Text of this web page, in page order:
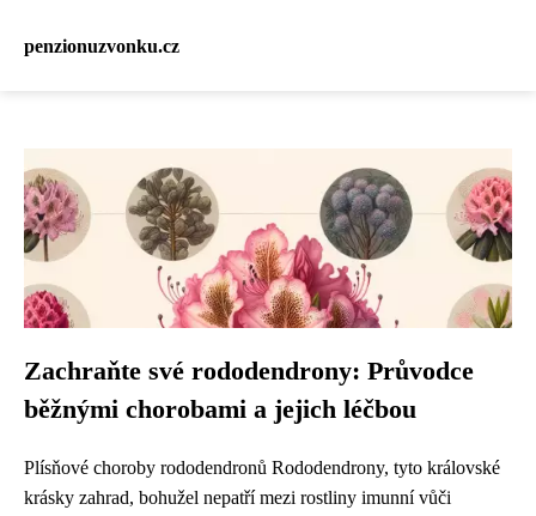
penzionuzvonku.cz
Zachraňte své rododendrony: Průvodce
běžnými chorobami a jejich léčbou
Plísňové choroby rododendronů Rododendrony, tyto královské
krásky zahrad, bohužel nepatří mezi rostliny imunní vůči